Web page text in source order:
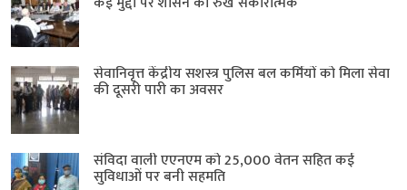
सेवानिवृत्त केंद्रीय सशस्त्र पुलिस बल ​कर्मियों को मिला सेवा
की दूसरी पारी का अवसर
संविदा वाली एएनएम को 25,000 वेतन सहित कई
सुविधाओं पर बनी सहमति